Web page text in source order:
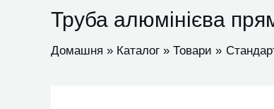
Труба алюмінієва
Домашня Каталог Товари